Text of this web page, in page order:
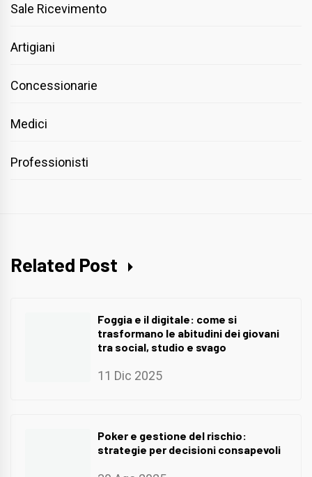
Sale Ricevimento
Artigiani
Concessionarie
Medici
Professionisti
Related Post
Foggia e il digitale: come si
trasformano le abitudini dei giovani
tra social, studio e svago
11 Dic 2025
Poker e gestione del rischio:
strategie per decisioni consapevoli